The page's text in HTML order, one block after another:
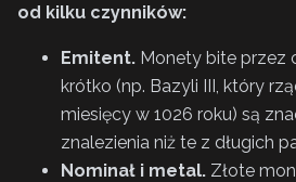
od kilku czynników:
Emitent. Monety bite przez
krótko (np. Bazyli III, który
miesięcy w 1026 roku) są
znalezienia niż te z długich
Nominał i metal. Złote